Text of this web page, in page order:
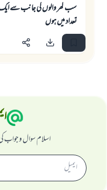
سب گھر والوں كى جانب سے ايك
تعداد ميں ہوں
اسلام سوال و جواب